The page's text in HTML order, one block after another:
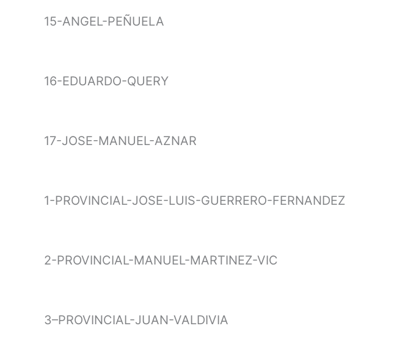
15-ANGEL-PEÑUELA
16-EDUARDO-QUERY
17-JOSE-MANUEL-AZNAR
1-PROVINCIAL-JOSE-LUIS-GUERRERO-FERNANDEZ
2-PROVINCIAL-MANUEL-MARTINEZ-VIC
3–PROVINCIAL-JUAN-VALDIVIA